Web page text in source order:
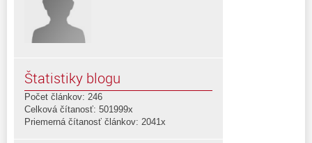
Štatistiky blogu
Počet článkov: 246
Celková čítanosť: 501999x
Priemerná čítanosť článkov: 2041x